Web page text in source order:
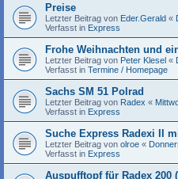
Preise
Letzter Beitrag von Eder.Gerald «
Verfasst in Express
Frohe Weihnachten und
Letzter Beitrag von Peter Klesel «
Verfasst in Termine / Homepage
Sachs SM 51 Polrad
Letzter Beitrag von Radex «
Verfasst in Express
Suche Express Radexi II
Letzter Beitrag von olroe «
Verfasst in Express
Auspufftopf für Radex 200